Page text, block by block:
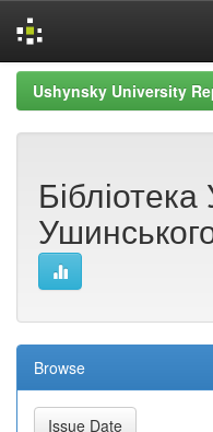
Skip
navigation
Ushynsky University
Browse